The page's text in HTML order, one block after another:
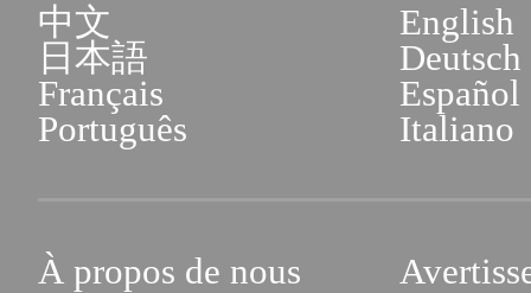
中文
English
日本語
Deutsch
Français
Español
Português
Italiano
À propos de nous